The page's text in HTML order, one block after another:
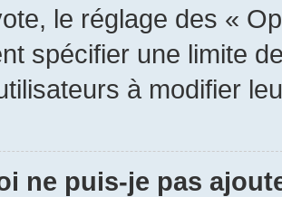
le réglage des «
spécifier une limite
à modifier
ne puis-je pas